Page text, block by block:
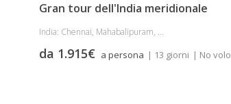
Gran tour dell'India meridionale
India: Chennai, Mahabalipuram, ...
da 1.915€ a persona | 13 giorni | No volo